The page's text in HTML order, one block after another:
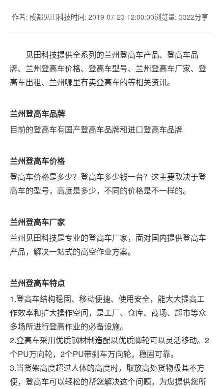
作者: 成都见田科技时间: 2019-07-23 12:00:00浏览量: 3322分享
见田科技提供全系列的兰州登高车产品、登高车品
牌、兰州登高车价格、登高车型号、兰州登高车厂家、登
高车出租、兰州哪里有卖登高车的等相关资讯。
兰州登高车品牌
目前的登高车有国产登高车品牌和进口登高车品牌
兰州登高车价格
登高车价格是多少？登高车多少钱一台？这主要取决于登
高车的型号，高度是多少，不同的价格是不一样的。
兰州登高车厂家
兰州见田科技是专业的登高车厂家，面对国内提供登高车
产品，解决一站式的高空作业方案。
兰州登高车特点
1.登高车结构稳固、移动便捷、使用安全，能大大提高工
作效率和扩大操作空间，是工厂、仓库、商场、超市等众
多场所进行登高作业的必备设施。
2.登高车采用优质钢材制造配以优质脚轮可以灵活移动。2
个PU万向轮，2个PU带刹车万向轮，稳固可靠。
3.当货架高度超过人体的高度时，取放高处货物极其不方
便，登高车可以轻松的帮您解决这个问题，为您提供您所